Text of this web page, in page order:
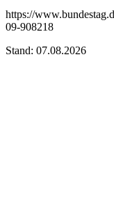
https://
09-908218
Stand: 07.08.2026